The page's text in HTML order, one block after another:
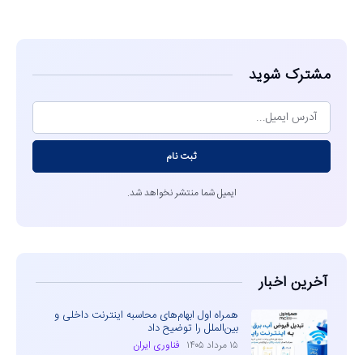
مشترک شوید
ثبت نام
ایمیل شما منتشر نخواهد شد.
آخرین اخبار
همراه اول ابهام‌های محاسبه اینترنت داخلی و
بین‌الملل را توضیح داد
۱۵ مرداد ۱۴۰۵ فناوری ایران